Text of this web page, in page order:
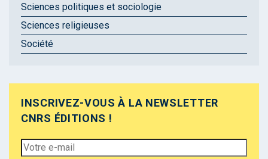
Sciences politiques et sociologie
Sciences religieuses
Société
INSCRIVEZ-VOUS À LA NEWSLETTER
CNRS ÉDITIONS !